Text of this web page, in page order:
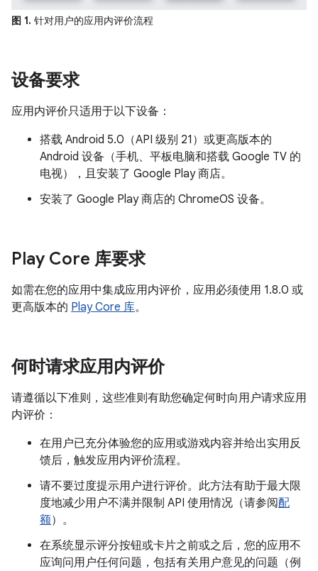
图 1. 针对用户的应用内评价流程
设备要求
应用内评价只适用于以下设备：
搭载 Android 5.0（API 级别 21）或更高版本的
Android 设备（手机、平板电脑和搭载 Google TV 的
电视），且安装了 Google Play 商店。
安装了 Google Play 商店的 ChromeOS 设备。
Play Core 库要求
如需在您的应用中集成应用内评价，应用必须使用 1.8.0 或
更高版本的 Play Core 库。
何时请求应用内评价
请遵循以下准则，这些准则有助您确定何时向用户请求应用
内评价：
在用户已充分体验您的应用或游戏内容并给出实用反
馈后，触发应用内评价流程。
请不要过度提示用户进行评价。此方法有助于最大限
度地减少用户不满并限制 API 使用情况（请参阅配
额）。
在系统显示评分按钮或卡片之前或之后，您的应用不
应询问用户任何问题，包括有关用户意见的问题（例